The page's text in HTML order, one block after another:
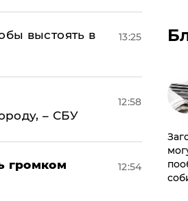
выстоять в
13:25
– СБУ
12:58
громком
12:54